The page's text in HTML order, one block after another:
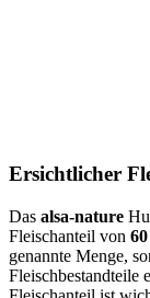
Ersichtlicher
Das alsa-nature
Fleischanteil von
genannte Menge,
Fleischbestandteile